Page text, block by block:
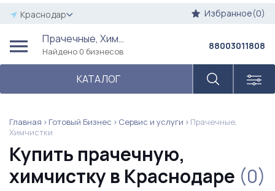
Краснодар Избранное(0)
Прачечные, Химчистки
Найдено 0 бизнесов
КАТАЛОГ
88003011808
Главная Готовый Бизнес Сервис и услуги
Прачечные,
Химчистки
Купить прачечную,
химчистку в Краснодаре (0)